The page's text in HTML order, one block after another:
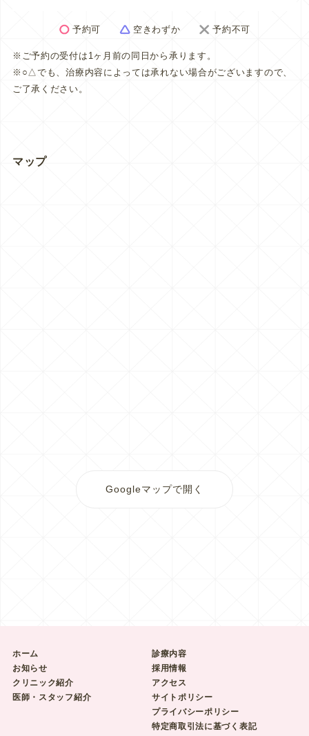
予約可 空きわずか 予約不可
※ご予約の受付は1ヶ月前の同日から承ります。
※○△でも、治療内容によっては承れない場合がございますので、
ご了承ください。
マップ
Googleマップで開く
ホーム
お知らせ
クリニック紹介
医師・スタッフ紹介
診療内容
採用情報
アクセス
サイトポリシー
プライバシーポリシー
特定商取引法に基づく表記